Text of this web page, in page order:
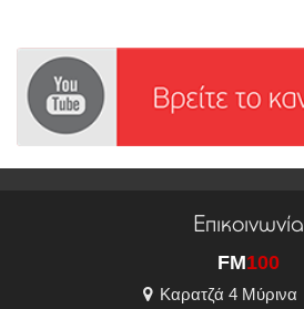
Επικοινωνία
FM100
Καρατζά 4 Μύρινα